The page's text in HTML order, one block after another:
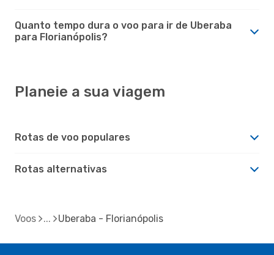
Quanto tempo dura o voo para ir de Uberaba
para Florianópolis?
Planeie a sua viagem
Rotas de voo populares
Rotas alternativas
Voos Uberaba - Florianópolis